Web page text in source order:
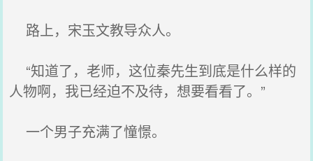
路上，宋玉文教导众人。
“知道了，老师，这位秦先生到底是什么样的
人物啊，我已经迫不及待，想要看看了。”
一个男子充满了憧憬。